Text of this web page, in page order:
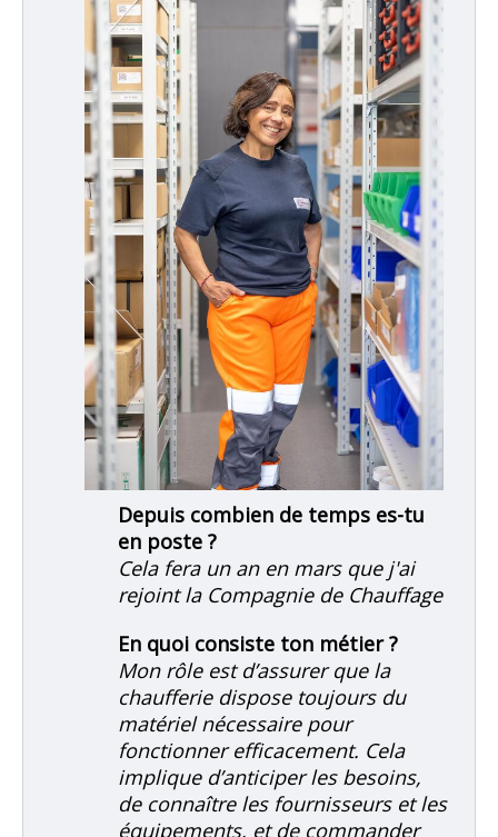
Depuis combien de temps es-tu
en poste ?
Cela fera un an en mars que j'ai
rejoint la Compagnie de Chauffage
En quoi consiste ton métier ?
Mon rôle est d’assurer que la
chaufferie dispose toujours du
matériel nécessaire pour
fonctionner efficacement. Cela
implique d’anticiper les besoins,
de connaître les fournisseurs et les
équipements, et de commander